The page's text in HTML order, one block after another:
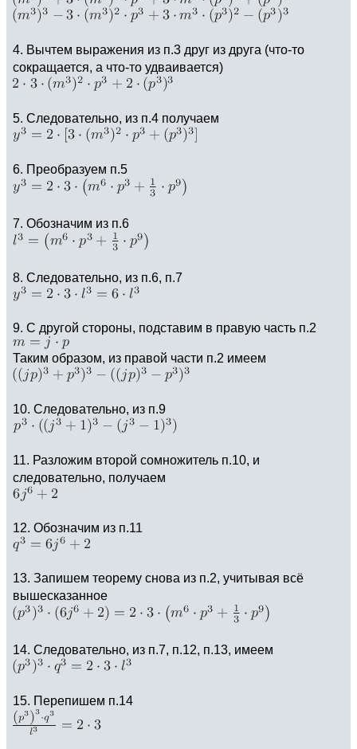
4. Вычтем выражения из п.3 друг из друга (что-то
сокращается, а что-то удваивается)
5. Следовательно, из п.4 получаем
6. Преобразуем п.5
7. Обозначим из п.6
8. Следовательно, из п.6, п.7
9. С другой стороны, подставим в правую часть п.2
Таким образом, из правой части п.2 имеем
10. Следовательно, из п.9
11. Разложим второй сомножитель п.10, и
следовательно, получаем
12. Обозначим из п.11
13. Запишем теорему снова из п.2, учитывая всё
вышесказанное
14. Следовательно, из п.7, п.12, п.13, имеем
15. Перепишем п.14